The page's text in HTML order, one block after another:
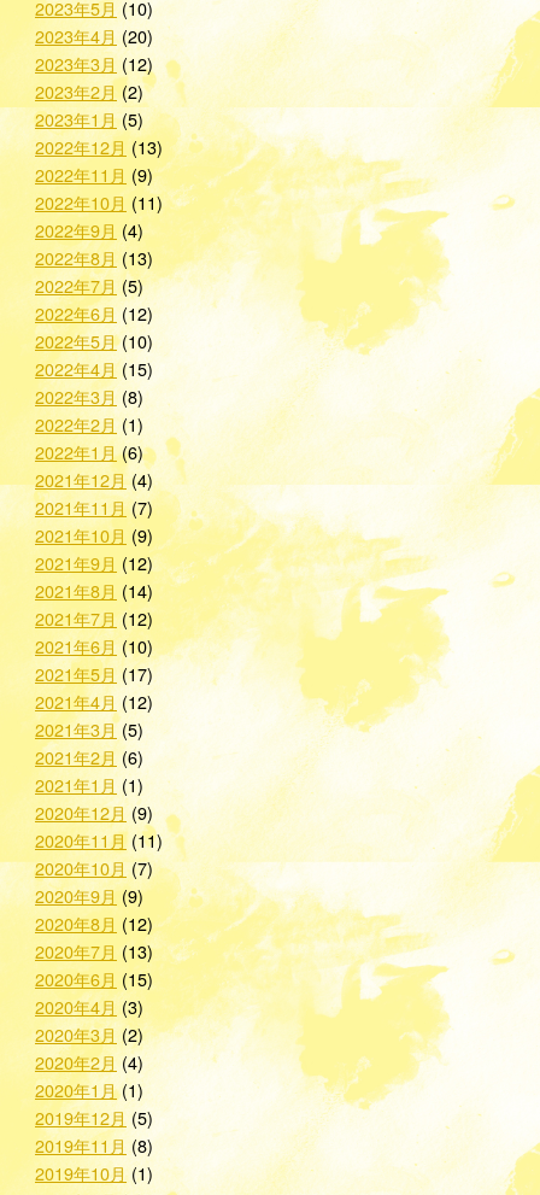
2023年5月 (10)
2023年4月 (20)
2023年3月 (12)
2023年2月 (2)
2023年1月(5)
2022年12月 (13)
2022年11月 (9)
2022年10月 (11)
2022年9月 (4)
2022年8月 (13)
2022年7月 (5)
2022年6月(12)
2022年5月(10)
2022年4月(15)
2022年3月 (8)
2022年2月(1)
2022年1月(6)
2021年12月(4)
2021年11月(7)
2021年10月 (9)
2021年9月 (12)
2021年8月 (14)
2021年7月(12)
2021年6月(10)
2021年5月 (17)
2021年4月 (12)
2021年3月(5)
2021年2月(6)
2021年1月 (1)
2020年12月 (9)
2020年11月 (11)
2020年10月(7)
2020年9月 (9)
2020年8月 (12)
2020年7月 (13)
2020年6月 (15)
2020年4月 (3)
2020年3月(2)
2020年2月 (4)
2020年1月(1)
2019年12月 (5)
2019年11月 (8)
2019年10月(1)